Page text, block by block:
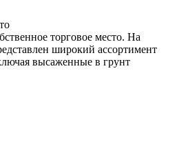
торговое место. На
широкий ассортимент
высаженные в грунт